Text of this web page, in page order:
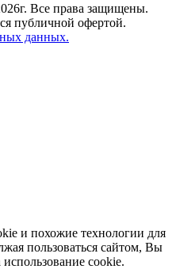
Все права защищены.
публичной офертой.
данных.
и похожие технологии для
пользоваться сайтом, Вы
использование cookie.